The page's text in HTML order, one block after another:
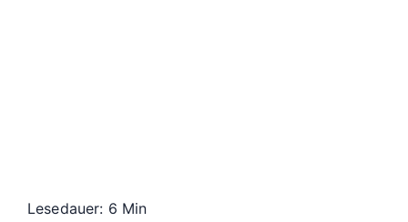
Lesedauer: 6 Min